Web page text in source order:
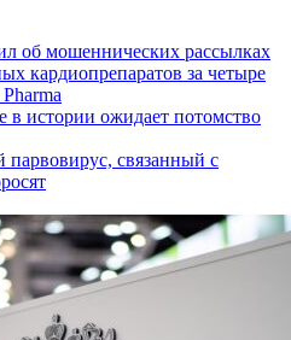
об мошеннических рассылках
кардиопрепаратов за четыре
в истории ожидает потомство
связанный с